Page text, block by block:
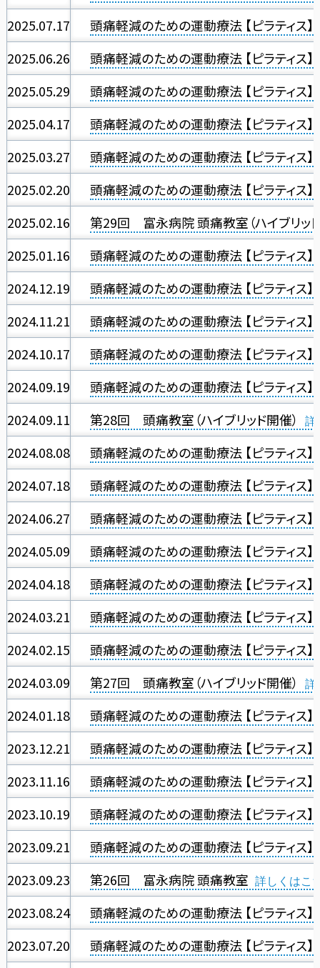
2025.07.17
頭痛軽減のための運動療法 【ピラティス】
2025.06.26
頭痛軽減のための運動療法 【ピラティス】
2025.05.29
頭痛軽減のための運動療法 【ピラティス】
2025.04.17
頭痛軽減のための運動療法 【ピラティス】
2025.03.27
頭痛軽減のための運動療法 【ピラティス】
2025.02.20
頭痛軽減のための運動療法 【ピラティス】
2025.02.16
第29回 富永病院 頭痛教室（ハイブリッ
2025.01.16
頭痛軽減のための運動療法 【ピラティス】
2024.12.19
頭痛軽減のための運動療法 【ピラティス】
2024.11.21
頭痛軽減のための運動療法 【ピラティス】
2024.10.17
頭痛軽減のための運動療法 【ピラティス】
2024.09.19
頭痛軽減のための運動療法 【ピラティス】
2024.09.11
第28回 頭痛教室（ハイブリッド開催）
2024.08.08
頭痛軽減のための運動療法 【ピラティス】
2024.07.18
頭痛軽減のための運動療法 【ピラティス】
2024.06.27
頭痛軽減のための運動療法 【ピラティス】
2024.05.09
頭痛軽減のための運動療法 【ピラティス】
2024.04.18
頭痛軽減のための運動療法 【ピラティス】
2024.03.21
頭痛軽減のための運動療法 【ピラティス】
2024.02.15
頭痛軽減のための運動療法 【ピラティス】
2024.03.09
第27回 頭痛教室（ハイブリッド開催）
2024.01.18
頭痛軽減のための運動療法 【ピラティス】
2023.12.21
頭痛軽減のための運動療法 【ピラティス】
2023.11.16
頭痛軽減のための運動療法 【ピラティス】
2023.10.19
頭痛軽減のための運動療法 【ピラティス】
2023.09.21
頭痛軽減のための運動療法 【ピラティス】
2023.09.23
第26回 富永病院 頭痛教室
2023.08.24
頭痛軽減のための運動療法 【ピラティス】
2023.07.20
頭痛軽減のための運動療法 【ピラティス】